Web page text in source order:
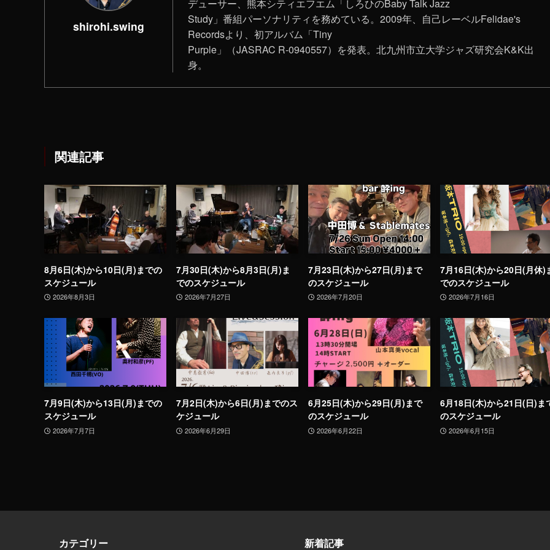
shirohi.swing
デューサー、熊本シティエフエム「しろひのBaby Talk Jazz
Study」番組パーソナリティを務めている。2009年、自己レーベルFelidae's
Recordsより、初アルバム「Tiny
Purple」（JASRAC R-0940557）を発表。北九州市立大学ジャズ研究会K&K出
身。
関連記事
8月6日(木)から10日(月)までの
スケジュール
2026年8月3日
7月30日(木)から8月3日(月)ま
でのスケジュール
2026年7月27日
7月23日(木)から27日(月)まで
のスケジュール
2026年7月20日
7月16日(木)から20日(月休)
でのスケジュール
2026年7月16日
7月9日(木)から13日(月)までの
スケジュール
2026年7月7日
7月2日(木)から6日(月)までのス
ケジュール
2026年6月29日
6月25日(木)から29日(月)まで
のスケジュール
2026年6月22日
6月18日(木)から21日(日)ま
のスケジュール
2026年6月15日
カテゴリー 新着記事